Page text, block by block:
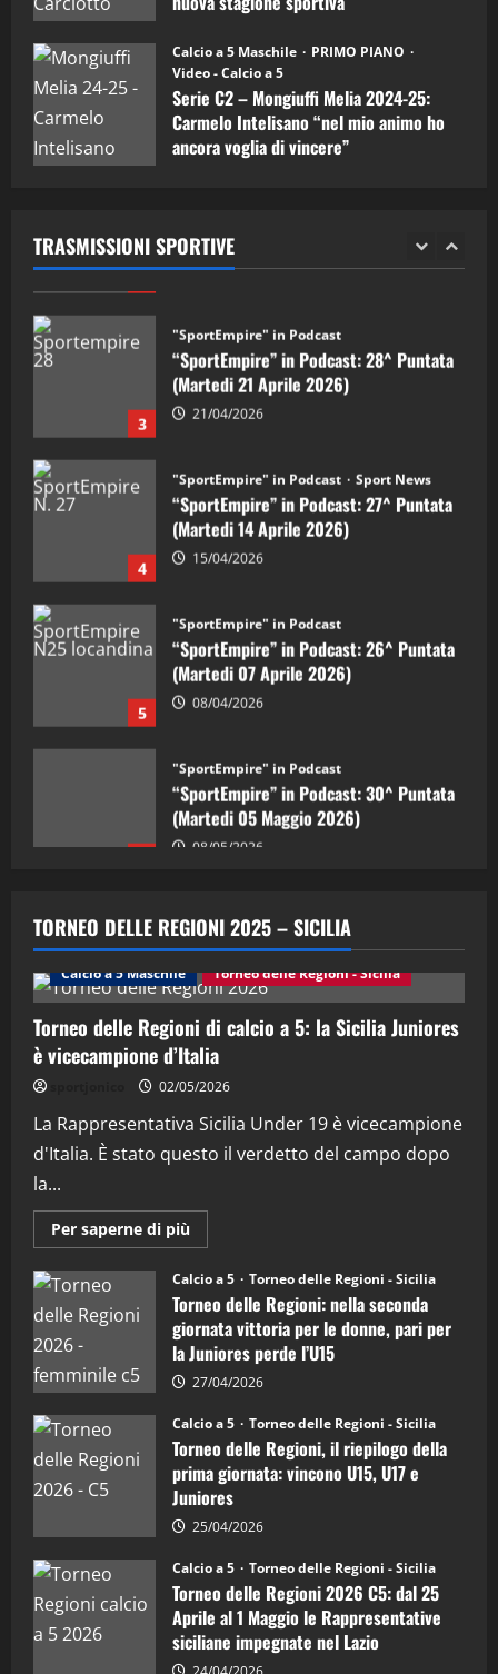
Calcio a 5 Maschile
PRIMO PIANO
Video - Calcio a 5
Serie C2 – Mongiuffi Melia 2024-25:
Carmelo Intelisano “nel mio animo ho
ancora voglia di vincere”
TRASMISSIONI SPORTIVE
“SportEmpire” in Podcast: 30^ Puntata
(Martedi 05 Maggio 2026)
08/05/2026
2 28/04/2026
“SportEmpire” in Podcast: 28^ Puntata
(Martedi 21 Aprile 2026)
21/04/2026
“SportEmpire” in Podcast: 27^ Puntata
(Martedi 14 Aprile 2026)
15/04/2026
“SportEmpire” in Podcast: 26^ Puntata
(Martedi 07 Aprile 2026)
08/04/2026
“SportEmpire” in Podcast: 30^ Puntata
(Martedi 05 Maggio 2026)
08/05/2026
2
“SportEmpire” in Podcast: 29^ Puntata
(Martedi 28 Aprile 2026)
3
"SportEmpire" in Podcast
“SportEmpire” in Podcast: 28^ Puntata
(Martedi 21 Aprile 2026)
21/04/2026
4
(Martedi 14 Aprile 2026)
5
"SportEmpire" in Podcast
“SportEmpire” in Podcast: 26^ Puntata
(Martedi 07 Aprile 2026)
TORNEO DELLE REGIONI 2025 – SICILIA
Calcio a 5 Maschile Torneo delle Regioni - Sicilia
Torneo delle Regioni di calcio a 5: la Sicilia Juniores
è vicecampione d’Italia
02/05/2026
La Rappresentativa Sicilia Under 19 è vicecampione
d'Italia. È stato questo il verdetto del campo dopo
la...
Per saperne di più
informazioni
Torneo
delle
Regioni
di
calcio
a
5:
la
Juniores
è
vicecampione
d’Italia
Calcio a 5 Torneo delle Regioni - Sicilia
Torneo delle Regioni: nella seconda
giornata vittoria per le donne, pari per
la Juniores perde l’U15
27/04/2026
Calcio a 5 Torneo delle Regioni - Sicilia
Torneo delle Regioni, il riepilogo della
prima giornata: vincono U15, U17 e
Juniores
25/04/2026
Calcio a 5 Torneo delle Regioni - Sicilia
Torneo delle Regioni 2026 C5: dal 25
Aprile al 1 Maggio le Rappresentative
siciliane impegnate nel Lazio